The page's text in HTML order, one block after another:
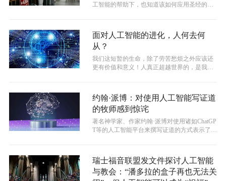
工智能的帮助下，也知道该如何应用圣经的话
面对人工智能的进化，人何去何
从？
我们这短暂的生命，除了劳苦愁烦之外应该还
更有价值和意义！人真正超越世界的，是我们
约翰·派博：对使用人工智能写证道
的牧师感到惊诧
著名神学家、作家约翰·派博对使用诸如ChatGP
T等的人工智能平台来撰写证道的方式表示了反
瑞士福音联盟发文件探讨人工智能
与教会：“潘多拉的盒子再也无法关